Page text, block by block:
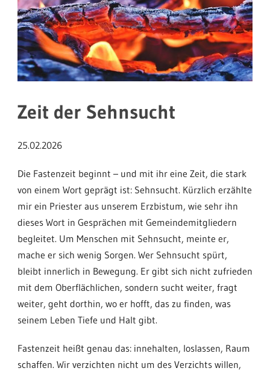
Zeit der Sehnsucht
25.02.2026
Die Fastenzeit beginnt – und mit ihr eine Zeit, die stark
von einem Wort geprägt ist: Sehnsucht. Kürzlich erzählte
mir ein Priester aus unserem Erzbistum, wie sehr ihn
dieses Wort in Gesprächen mit Gemeindemitgliedern
begleitet. Um Menschen mit Sehnsucht, meinte er,
mache er sich wenig Sorgen. Wer Sehnsucht spürt,
bleibt innerlich in Bewegung. Er gibt sich nicht zufrieden
mit dem Oberflächlichen, sondern sucht weiter, fragt
weiter, geht dorthin, wo er hofft, das zu finden, was
seinem Leben Tiefe und Halt gibt.
Fastenzeit heißt genau das: innehalten, loslassen, Raum
schaffen. Wir verzichten nicht um des Verzichts willen,